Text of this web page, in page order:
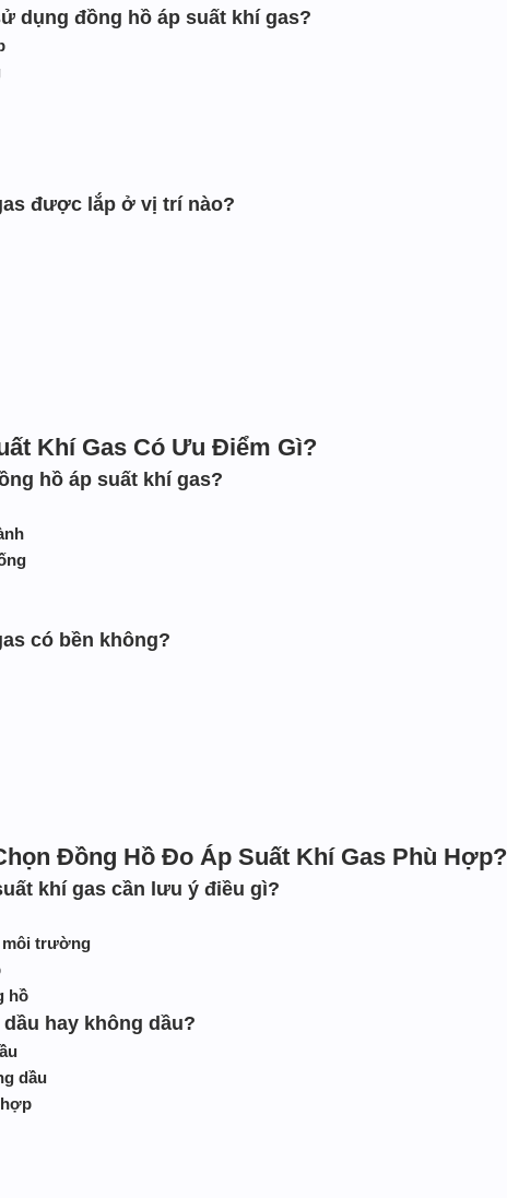
dụng đồng hồ áp suất khí gas?
được lắp ở vị trí nào?
Khí Gas Có Ưu Điểm Gì?
hồ áp suất khí gas?
có bền không?
Đồng Hồ Đo Áp Suất Khí Gas Phù Hợp?
khí gas cần lưu ý điều gì?
môi trường
hồ
hay không dầu?
dầu